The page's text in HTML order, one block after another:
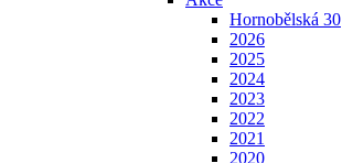
Hornobělská 30
2026
2025
2024
2023
2022
2021
2020